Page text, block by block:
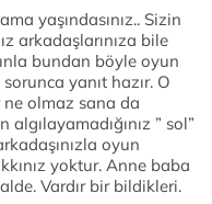
yaşındasınız.. Sizin
arkadaşlarınıza bile
bundan böyle oyun
yanıt hazır. O
ne olmaz sana da
algılayamadığınız ” sol”
oyun
yoktur. Anne baba
Vardır bir bildikleri.